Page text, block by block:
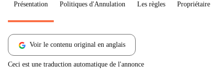
Présentation Politiques d'Annulation Les règles Propriétaire
Voir le contenu original en anglais
Ceci est une traduction automatique de l'annonce